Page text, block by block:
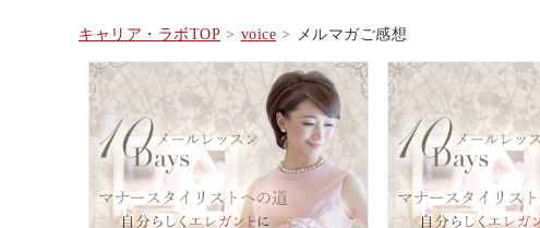
キャリア・ラボTOP voice メルマガご感想